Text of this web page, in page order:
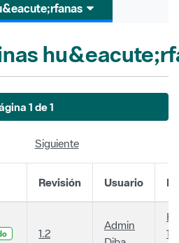
1 de 1
Siguiente
Revisión Usuario
1.2
Admin
14